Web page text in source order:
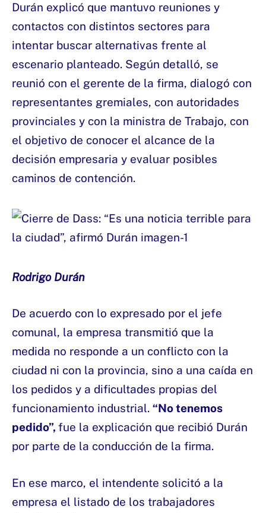
Durán explicó que mantuvo reuniones y
contactos con distintos sectores para
intentar buscar alternativas frente al
escenario planteado. Según detalló, se
reunió con el gerente de la firma, dialogó con
representantes gremiales, con autoridades
provinciales y con la ministra de Trabajo, con
el objetivo de conocer el alcance de la
decisión empresaria y evaluar posibles
caminos de contención.
Rodrigo Durán
De acuerdo con lo expresado por el jefe
comunal, la empresa transmitió que la
medida no responde a un conflicto con la
ciudad ni con la provincia, sino a una caída en
los pedidos y a dificultades propias del
funcionamiento industrial. “No tenemos
pedido”, fue la explicación que recibió Durán
por parte de la conducción de la firma.
En ese marco, el intendente solicitó a la
empresa el listado de los trabajadores